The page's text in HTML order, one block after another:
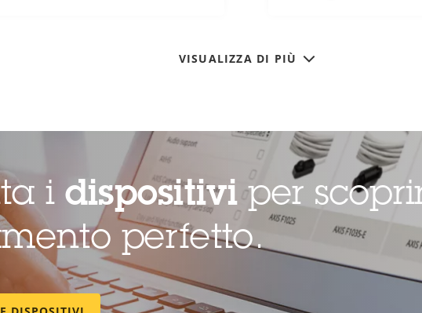
VISUALIZZA DI PIÙ
i dispositiviper
perfetto.